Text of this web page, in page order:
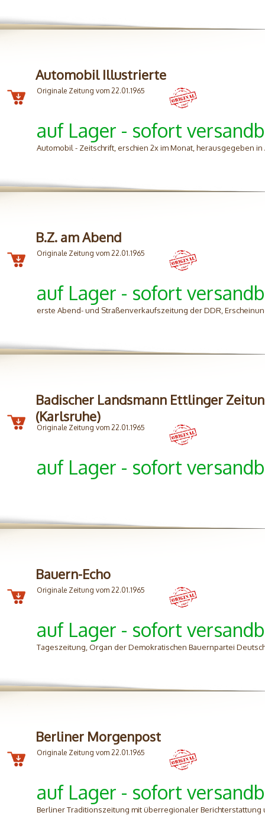
Automobil Illustrierte
Originale Zeitung vom 22.01.1965
auf Lager - sofort
Automobil - Zeitschrift, erschien 2x im Monat, herausgegeben
B.Z. am Abend
Originale Zeitung vom 22.01.1965
auf Lager - sofort
erste Abend- und Straßenverkaufszeitung der DDR,
Badischer Landsmann Ettlinger
(Karlsruhe)
Originale Zeitung vom 22.01.1965
auf Lager - sofort
Bauern-Echo
Originale Zeitung vom 22.01.1965
auf Lager - sofort
Tageszeitung, Organ der Demokratischen Bauernpartei
Berliner Morgenpost
Originale Zeitung vom 22.01.1965
auf Lager - sofort
Berliner Traditionszeitung mit überregionaler